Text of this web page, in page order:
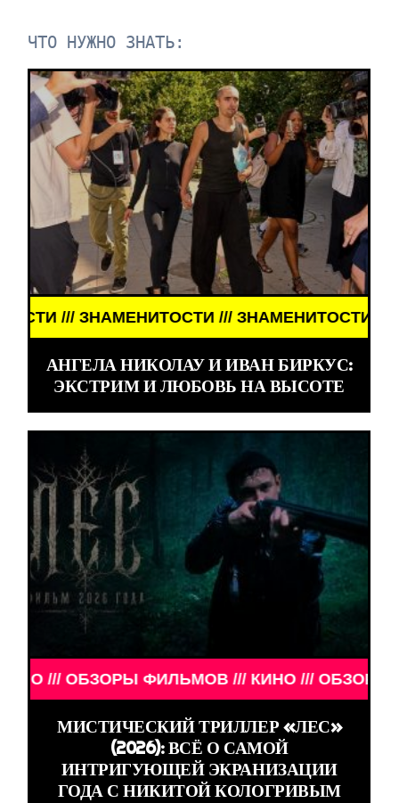
ЧТО НУЖНО ЗНАТЬ:
/// ЗНАМЕНИТОСТИ /// ЗНАМЕНИТОСТИ ///
АНГЕЛА НИКОЛАУ И ИВАН БИРКУС:
ЭКСТРИМ И ЛЮБОВЬ НА ВЫСОТЕ
ФИЛЬМОВ /// КИНО /// ОБЗОРЫ
МИСТИЧЕСКИЙ ТРИЛЛЕР «ЛЕС»
(2026): ВСЁ О САМОЙ
ИНТРИГУЮЩЕЙ ЭКРАНИЗАЦИИ
ГОДА С НИКИТОЙ КОЛОГРИВЫМ